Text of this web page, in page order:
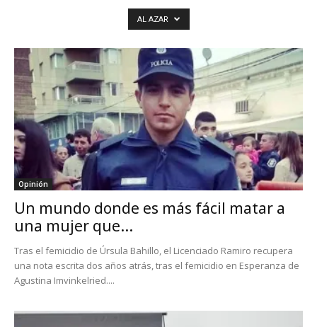
AL AZAR
Opinión
Un mundo donde es más fácil matar a
una mujer que...
Tras el femicidio de Úrsula Bahillo, el Licenciado Ramiro recupera
una nota escrita dos años atrás, tras el femicidio en Esperanza de
Agustina Imvinkelried....